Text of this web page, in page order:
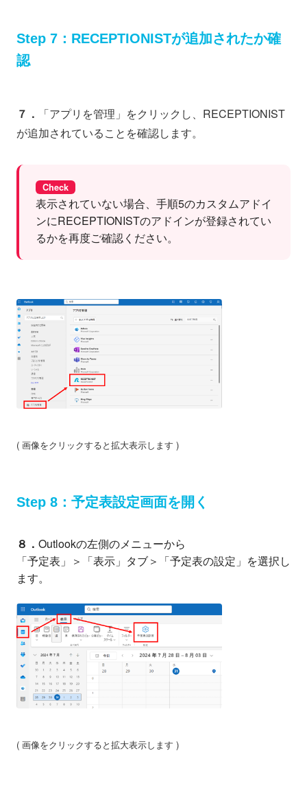
Step 7：RECEPTIONISTが追加されたか確
認
７．
「アプリを管理」をクリックし、RECEPTIONIST
が追加されていることを確認します。
Check
表示されていない場合、手順5のカスタムアドイ
ンにRECEPTIONISTのアドインが登録されてい
るかを再度ご確認ください。
( 画像をクリックすると拡大表示します )
Step 8：予定表設定画面を開く
８． Outlookの左側のメニューから
「予定表」＞「表示」タブ＞「予定表の設定」を選択し
ます。
( 画像をクリックすると拡大表示します )